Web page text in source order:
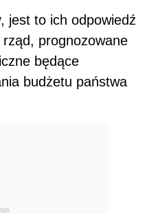
jest to ich odpowiedź
prognozowane
będące
budżetu państwa